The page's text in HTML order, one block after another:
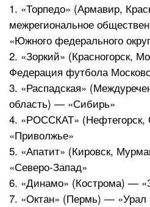
1. «Торпедо» (Армавир,
межрегиональное
«Южного федерального
2. «Зоркий» (Красногорск,
Федерация футбола
3. «Распадская»
область) — «Сибирь»
4. «РОССКАТ» (Нефтегорск,
«Приволжье»
5. «Апатит» (Кировск,
«Северо-Запад»
6. «Динамо» (Кострома) —
7. «Октан» (Пермь) — «Урал